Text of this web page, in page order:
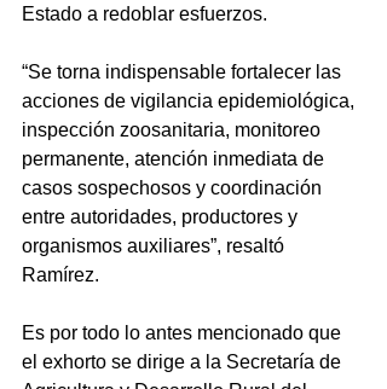
Estado a redoblar esfuerzos.
“Se torna indispensable fortalecer las
acciones de vigilancia epidemiológica,
inspección zoosanitaria, monitoreo
permanente, atención inmediata de
casos sospechosos y coordinación
entre autoridades, productores y
organismos auxiliares”, resaltó
Ramírez.
Es por todo lo antes mencionado que
el exhorto se dirige a la Secretaría de